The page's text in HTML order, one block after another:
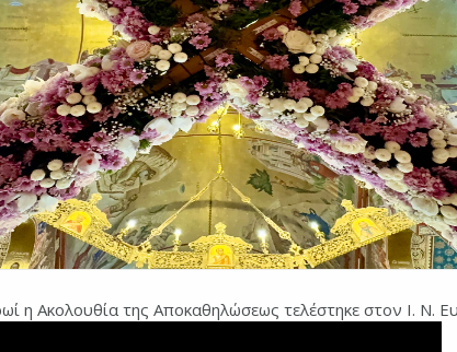
η Ακολουθία της Αποκαθηλώσεως τελέστηκε στον Ι. Ν.